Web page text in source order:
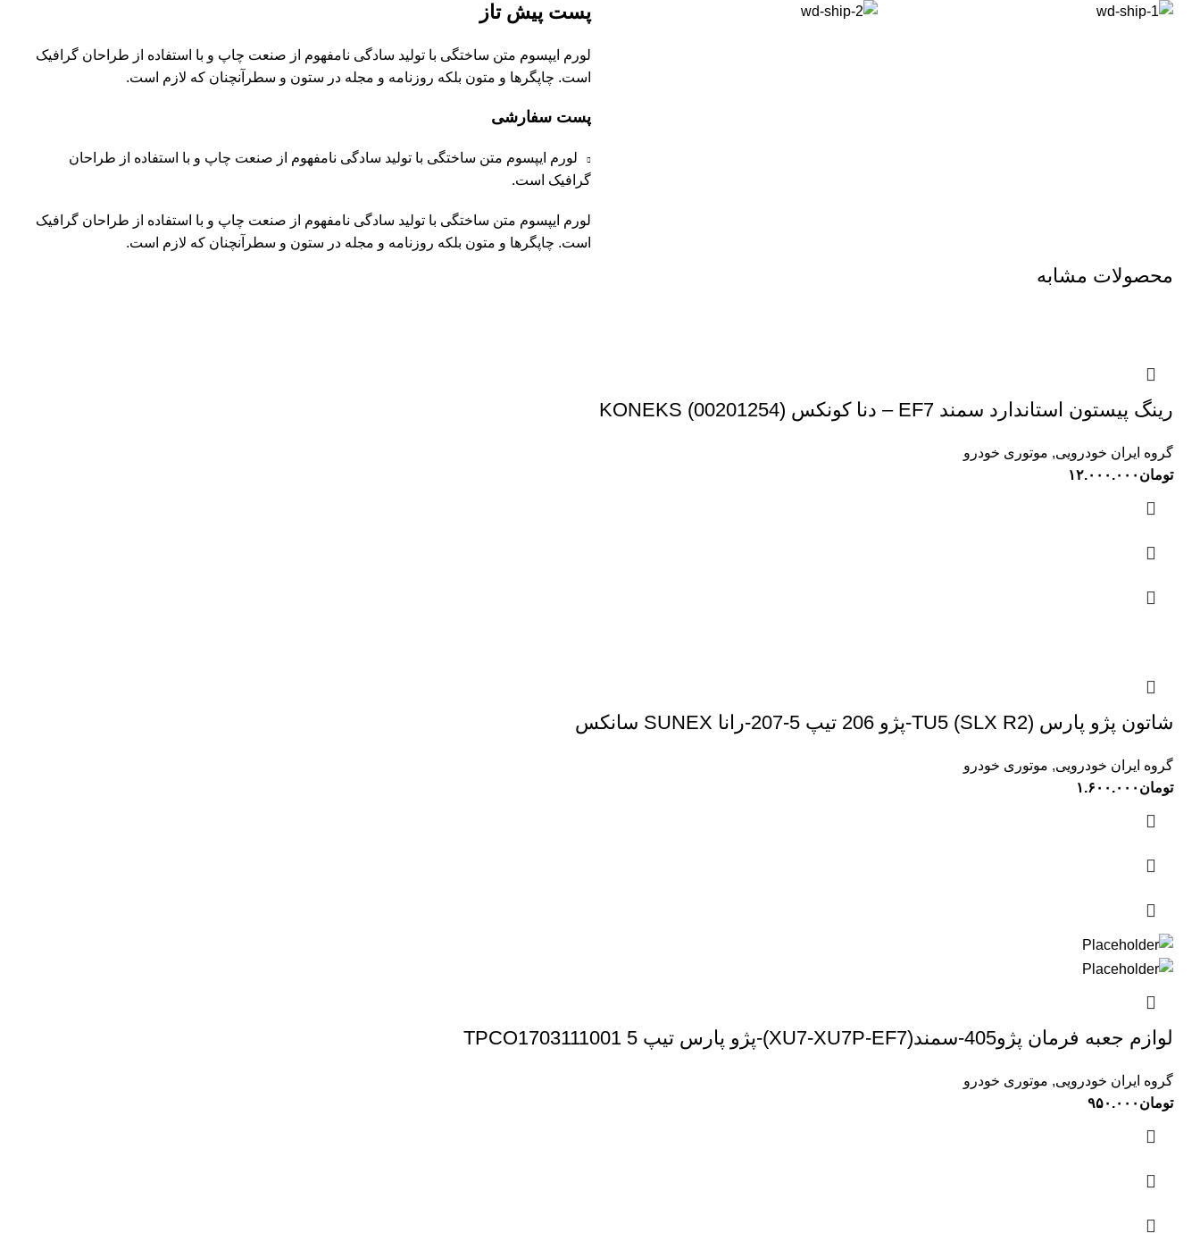
پست پیش تاز
لورم ایپسوم متن ساختگی با تولید سادگی نامفهوم از صنعت چاپ و با استفاده از طراحان گرافیک
است. چاپگرها و متون بلکه روزنامه و مجله در ستون و سطرآنچنان که لازم است.
پست سفارشی
لورم ایپسوم متن ساختگی با تولید سادگی نامفهوم از صنعت چاپ و با استفاده از طراحان
گرافیک است.
لورم ایپسوم متن ساختگی با تولید سادگی نامفهوم از صنعت چاپ و با استفاده از طراحان گرافیک
است. چاپگرها و متون بلکه روزنامه و مجله در ستون و سطرآنچنان که لازم است.
محصولات مشابه
رینگ پیستون استاندارد سمند EF7 – دنا کونکس KONEKS (00201254)
گروه ایران خودرویی, موتوری خودرو
تومان ۱۲.۰۰۰.۰۰۰
شاتون پژو پارس (SLX R2) TU5-پژو 206 تیپ 5-207-رانا SUNEX سانکس
گروه ایران خودرویی, موتوری خودرو
تومان ۱.۶۰۰.۰۰۰
لوازم جعبه فرمان پژو405-سمند(XU7-XU7P-EF7)-پژو پارس تیپ 5 TPCO1703111001
گروه ایران خودرویی, موتوری خودرو
تومان ۹۵۰.۰۰۰